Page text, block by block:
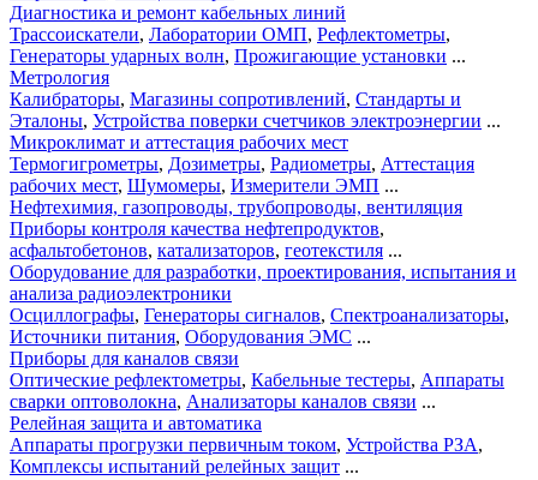
Диагностика и ремонт кабельных линий
Трассоискатели, Лаборатории ОМП, Рефлектометры,
Генераторы ударных волн, Прожигающие установки ...
Метрология
Калибраторы, Магазины сопротивлений, Стандарты и
Эталоны, Устройства поверки счетчиков электроэнергии ...
Микроклимат и аттестация рабочих мест
Термогигрометры, Дозиметры, Радиометры, Аттестация
рабочих мест, Шумомеры, Измерители ЭМП ...
Нефтехимия, газопроводы, трубопроводы, вентиляция
Приборы контроля качества нефтепродуктов,
асфальтобетонов, катализаторов, геотекстиля ...
Оборудование для разработки, проектирования, испытания и
анализа радиоэлектроники
Осциллографы, Генераторы сигналов, Спектроанализаторы,
Источники питания, Оборудования ЭМС ...
Приборы для каналов связи
Оптические рефлектометры, Кабельные тестеры, Аппараты
сварки оптоволокна, Анализаторы каналов связи ...
Релейная защита и автоматика
Аппараты прогрузки первичным током, Устройства РЗА,
Комплексы испытаний релейных защит ...